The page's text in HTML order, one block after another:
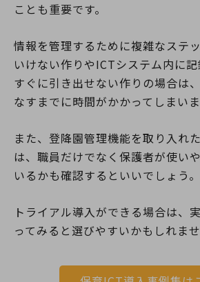
ことも重要です。
情報を管理するために複雑なステ
いけない作りやICTシステム内に記
すぐに引き出せない作りの場合は
なすまでに時間がかかってしまいま
また、登降園管理機能を取り入れ
は、職員だけでなく保護者が使い
いるかも確認するといいでしょう。
トライアル導入ができる場合は、
ってみると選びやすいかもしれませ